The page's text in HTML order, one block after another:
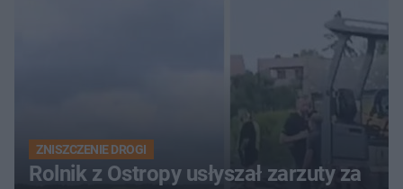
ZNISZCZENIE DROGI
Rolnik z Ostropy usłyszał zarzuty za